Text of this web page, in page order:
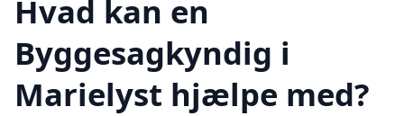
Hvad kan en
Byggesagkyndig i
Marielyst hjælpe med?